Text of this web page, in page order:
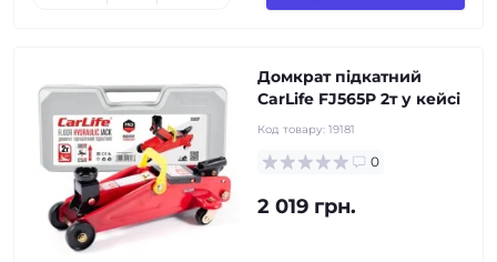
Домкрат підкатний
CarLife FJ565P 2т у кейсі
Код товару: 19181
0
2 019 грн.